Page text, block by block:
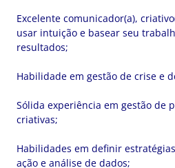
Excelente comunicador(a),
usar intuição e basear seu
resultados;
Habilidade em gestão de crise e
Sólida experiência em gestão de
criativas;
Habilidades em definir
ação e análise de dados;